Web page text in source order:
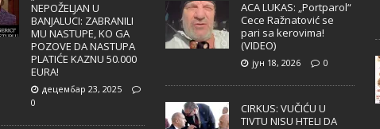
NEPOŽELJAN U
BANJALUCI: ZABRANILI
MU NASTUPE, KO GA
POZOVE DA NASTUPA
PLATIĆE KAZNU 50.000
EURA!
децембар 23, 2025
0
ACA LUKAS: „Portparol“
Cece Ražnatović se
pari sa kerovima!
(VIDEO)
јун 18, 2026 0
CIRKUS: VUČIĆU U
TIVTU NISU HTELI DA